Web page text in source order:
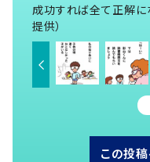
成功すれば全て正解に
提供）
この投